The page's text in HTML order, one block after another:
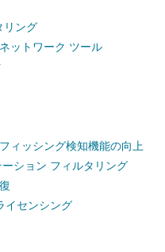
リング
ットワーク ツール
ィッシング検知機能の向上
ション フィルタリング
イセンシング